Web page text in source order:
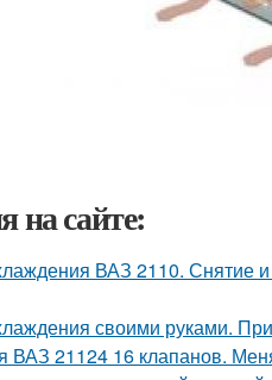
на сайте:
ВАЗ 2110. Снятие
своими руками.
ВАЗ 21124 16 клапанов.